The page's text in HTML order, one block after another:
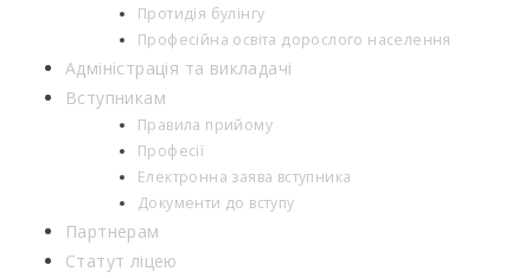
Протидія булінгу
Професійна освіта дорослого населення
Адміністрація та викладачі
Вступникам
Правила прийому
Професії
Електронна заява вступника
Документи до вступу
Партнерам
Статут ліцею